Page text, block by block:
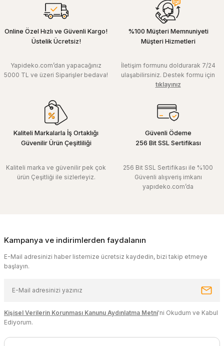
Online Özel Hızlı ve Güvenli Kargo!
Üstelik Ücretsiz!
Yapideko.com’dan yapacağınız
5000 TL ve üzeri Siparişler bedava!
%100 Müşteri Memnuniyeti
Müşteri Hizmetleri
İletişim formunu doldurarak 7/24
ulaşabilirsiniz. Destek formu için
tıklayınız
Kaliteli Markalarla İş Ortaklığı
Güvenilir Ürün Çeşitliliği
Kaliteli marka ve güvenilir pek çok
ürün Çeşitliği ile sizlerleyiz.
Güvenli Ödeme
256 Bit SSL Sertifikası
256 Bit SSL Sertifikası ile %100
Güvenli alışveriş imkanı
yapıdeko.com’da
Kampanya ve indirimlerden faydalanın
E-Mail adresinizi haber listemize ücretsiz kaydedin, bizi takip etmeye
başlayın.
Kişisel Verilerin Korunması Kanunu Aydınlatma Metni'ni Okudum ve Kabul
Ediyorum.